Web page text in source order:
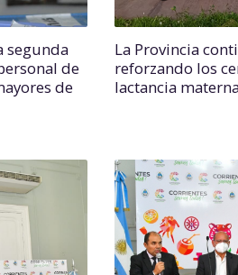
segunda
de
de
La Provincia
reforzando los
lactancia